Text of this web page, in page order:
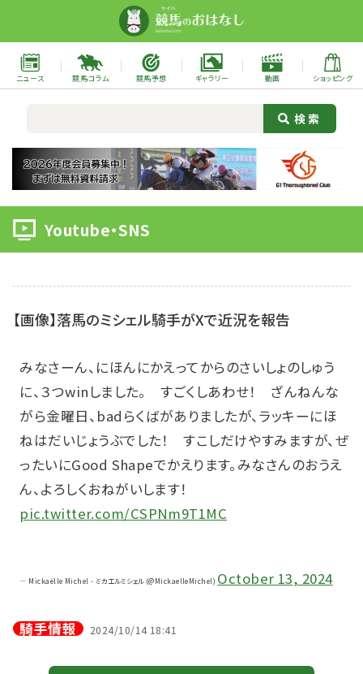
ニュース 競馬コラム 競馬予想 ギャラリー 動画 ショッピング
Youtube・SNS
【画像】落馬のミシェル騎手がXで近況を報告
みなさーん、にほんにかえってからのさいしょのしゅう
に、３つwinしました。 すごくしあわせ！ ざんねんな
がら金曜日、badらくばがありましたが、ラッキーにほ
ねはだいじょうぶでした！ すこしだけやすみますが、ぜ
ったいにGood Shapeでかえります。みなさんのおうえ
ん、よろしくおねがいします！
pic.twitter.com/CSPNm9T1MC
— Mickaëlle Michel - ミカエルミシェル (@MickaelleMichel) October 13, 2024
騎手情報 2024/10/14 18:41